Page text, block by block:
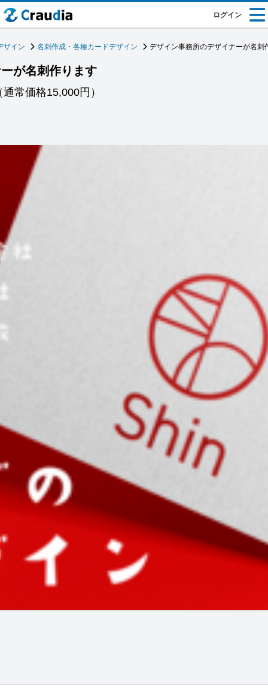
ログイン
ザイン 名刺作成・各種カードデザイン デザイン事務所のデザイナーが名刺
が名刺作ります
常価格15,000円）